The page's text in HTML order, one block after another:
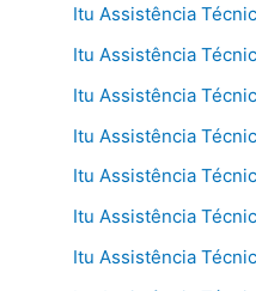
Itu Assistência
Itu Assistência
Itu Assistência
Itu Assistência
Itu Assistência
Itu Assistência
Itu Assistência